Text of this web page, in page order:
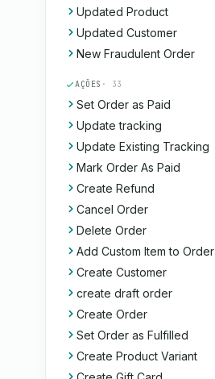
Updated Product
Updated Customer
New Fraudulent Order
AÇÕES · 33
Set Order as Paid
Update tracking
Update Existing Tracking
Mark Order As Paid
Create Refund
Cancel Order
Delete Order
Add Custom Item to Order
Create Customer
create draft order
Create Order
Set Order as Fulfilled
Create Product Variant